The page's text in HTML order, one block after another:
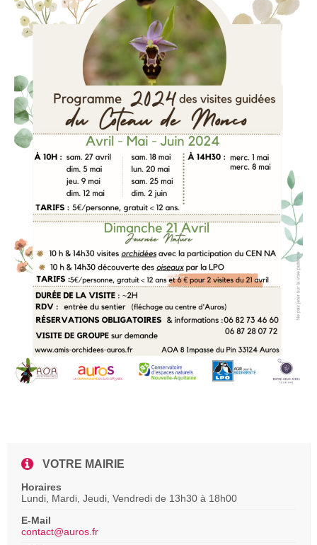
VOTRE MAIRIE
Horaires
Lundi, Mardi, Jeudi, Vendredi de 13h30 à 18h00
E-Mail
contact@auros.fr